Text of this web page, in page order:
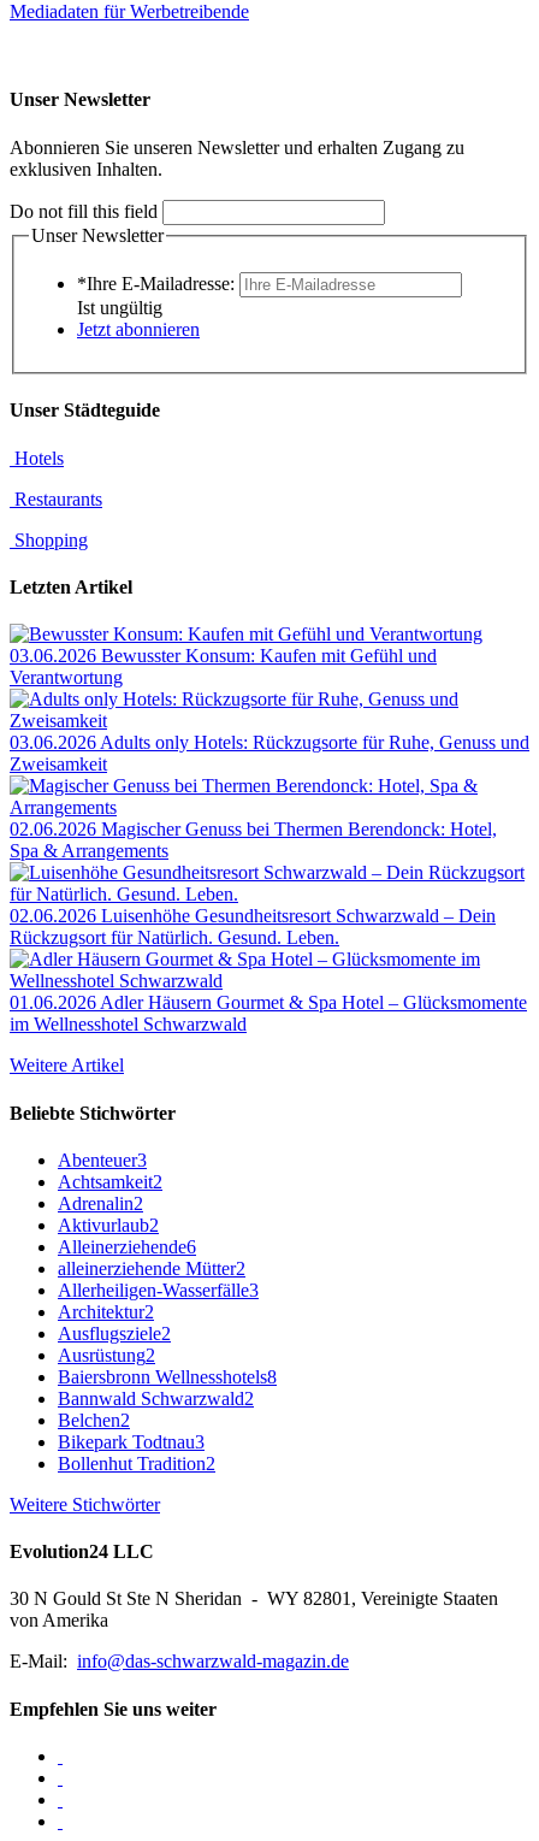
Mediadaten für Werbetreibende
Unser Newsletter
Abonnieren Sie unseren Newsletter und erhalten Zugang zu
exklusiven Inhalten.
Do not fill this field
Unser Newsletter
*Ihre E-Mailadresse:
Ist ungültig
Jetzt abonnieren
Unser Städteguide
Hotels
Restaurants
Shopping
Letzten Artikel
03.06.2026 Bewusster Konsum: Kaufen mit Gefühl und
Verantwortung
03.06.2026 Adults only Hotels: Rückzugsorte für Ruhe, Genuss und
Zweisamkeit
02.06.2026 Magischer Genuss bei Thermen Berendonck: Hotel,
Spa & Arrangements
02.06.2026 Luisenhöhe Gesundheitsresort Schwarzwald – Dein
Rückzugsort für Natürlich. Gesund. Leben.
01.06.2026 Adler Häusern Gourmet & Spa Hotel – Glücksmomente
im Wellnesshotel Schwarzwald
Weitere Artikel
Beliebte Stichwörter
Abenteuer3
Achtsamkeit2
Adrenalin2
Aktivurlaub2
Alleinerziehende6
alleinerziehende Mütter2
Allerheiligen-Wasserfälle3
Architektur2
Ausflugsziele2
Ausrüstung2
Baiersbronn Wellnesshotels8
Bannwald Schwarzwald2
Belchen2
Bikepark Todtnau3
Bollenhut Tradition2
Weitere Stichwörter
Evolution24 LLC
30 N Gould St Ste N Sheridan - WY 82801, Vereinigte Staaten
von Amerika
E-Mail: info@das-schwarzwald-magazin.de
Empfehlen Sie uns weiter